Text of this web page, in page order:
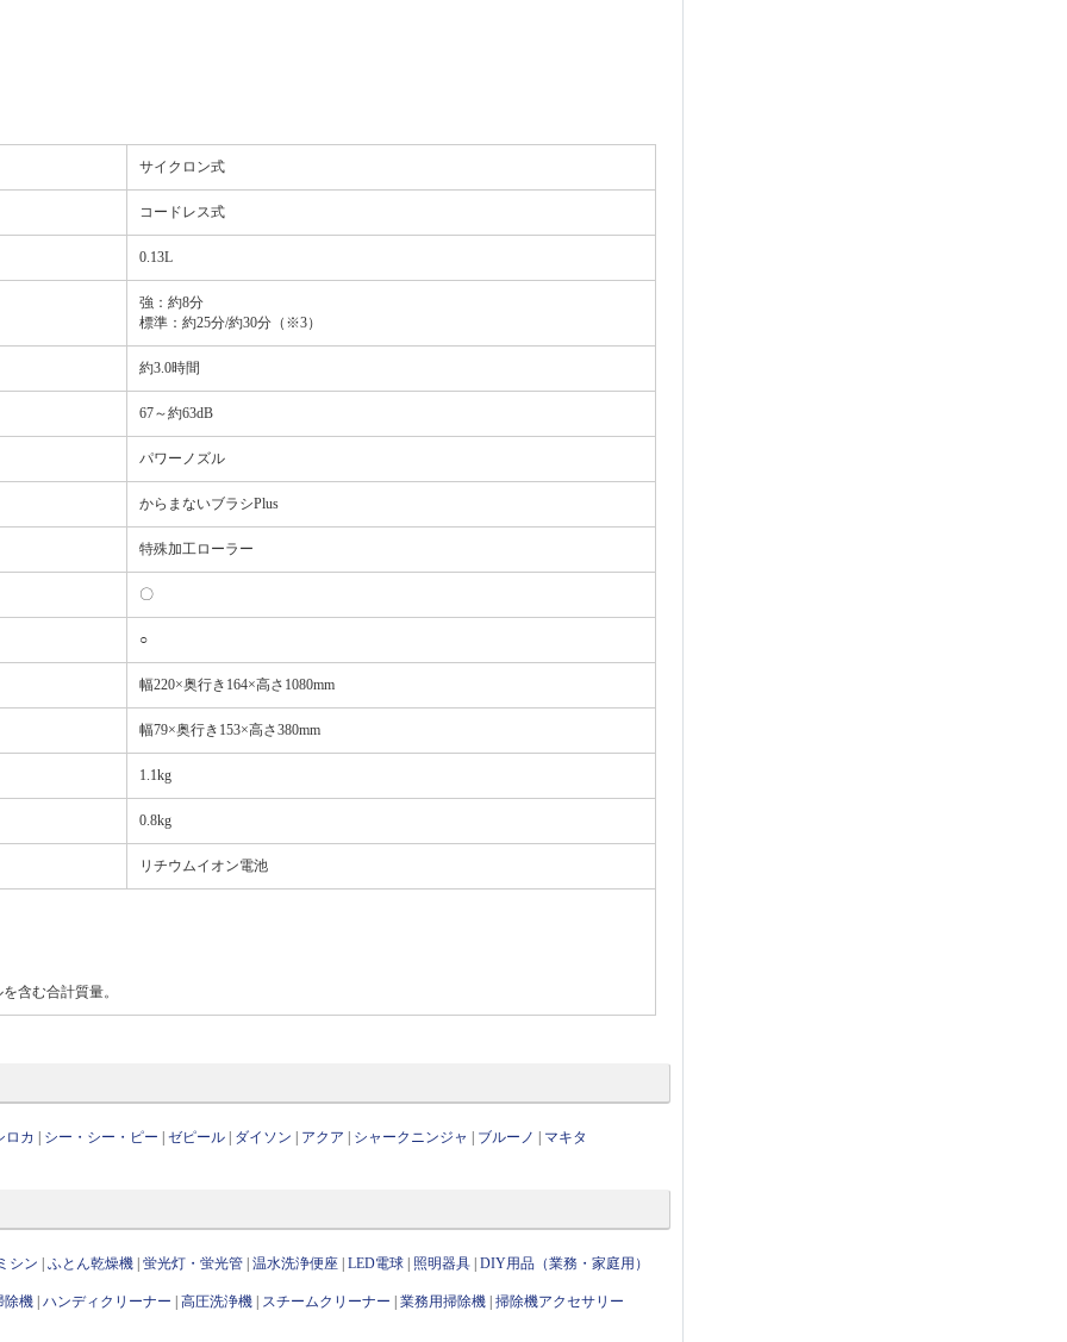
サイクロン式
コードレス式
0.13L
強：約8分
標準：約25分/約30分（※3）
約3.0時間
67～約63dB
パワーノズル
からまないブラシPlus
特殊加工ローラー
〇
○
幅220×奥行き164×高さ1080mm
幅79×奥行き153×高さ380mm
1.1kg
0.8kg
リチウムイオン電池
含む合計質量。
ロカ シー・シー・ピー |ゼピール ダイソン アクア シャークニンジャ ブルーノ マキタ
シン |ふとん乾燥機 |蛍光灯・蛍光管 |温水洗浄便座 |LED電球 照明器具 |DIY用品（業務・家庭用）
除機 |ハンディクリーナー |高圧洗浄機 スチームクリーナー |業務用掃除機 |掃除機アクセサリー